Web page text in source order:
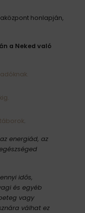
honlapján,
a Neked való
.
energiád, az
idős,
és egyéb
vagy
válhat ez